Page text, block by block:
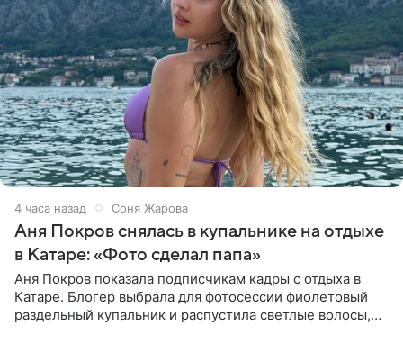
4 часа назад Соня Жарова
Аня Покров снялась в купальнике на отдыхе
в Катаре: «Фото сделал папа»
Аня Покров показала подписчикам кадры с отдыха в
Катаре. Блогер выбрала для фотосессии фиолетовый
раздельный купальник и распустила светлые волосы,